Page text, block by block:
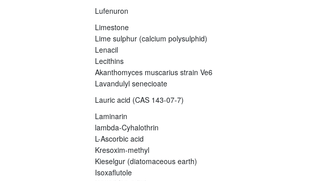
Lufenuron
Limestone
Lime sulphur (calcium polysulphid)
Lenacil
Lecithins
Akanthomyces muscarius strain Ve6
Lavandulyl senecioate
Lauric acid (CAS 143-07-7)
Laminarin
lambda-Cyhalothrin
L-Ascorbic acid
Kresoxim-methyl
Kieselgur (diatomaceous earth)
Isoxaflutole